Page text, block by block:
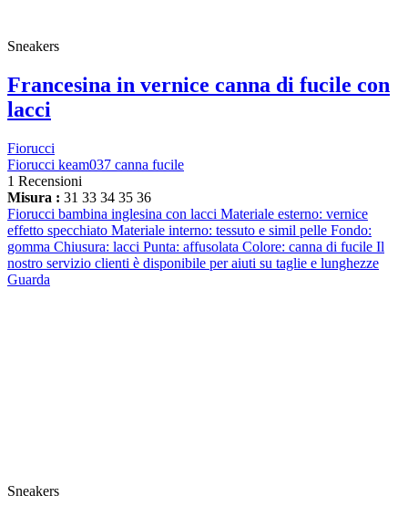
Sneakers
Francesina in vernice canna di fucile con
lacci
Fiorucci
Fiorucci keam037 canna fucile
1 Recensioni
Misura : 31 33 34 35 36
Fiorucci bambina inglesina con lacci Materiale esterno: vernice
effetto specchiato Materiale interno: tessuto e simil pelle Fondo:
gomma Chiusura: lacci Punta: affusolata Colore: canna di fucile Il
nostro servizio clienti è disponibile per aiuti su taglie e lunghezze
Guarda
Sneakers